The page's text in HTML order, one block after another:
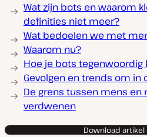
Wat zijn bots en waarom
definities niet meer?
Wat bedoelen we met
Waarom nu?
Hoe je bots tegenwoordig
Gevolgen en trends om in
De grens tussen mens en
verdwenen
Download artikel